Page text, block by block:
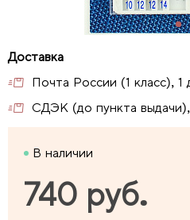
Почта России (1 класс), 1
СДЭК (до пункта
В наличии
740 руб.